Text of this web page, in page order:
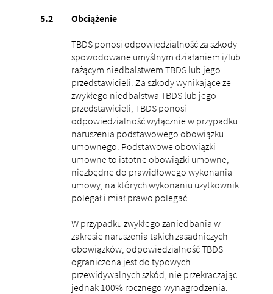
Obciążenie
TBDS ponosi odpowiedzialność za szkody
spowodowane umyślnym działaniem i/lub
rażącym niedbalstwem TBDS lub jego
przedstawicieli. Za szkody wynikające ze
zwykłego niedbalstwa TBDS lub jego
przedstawicieli, TBDS ponosi
odpowiedzialność wyłącznie w przypadku
naruszenia podstawowego obowiązku
umownego. Podstawowe obowiązki
umowne to istotne obowiązki umowne,
niezbędne do prawidłowego wykonania
umowy, na których wykonaniu użytkownik
polegał i miał prawo polegać.
W przypadku zwykłego zaniedbania w
zakresie naruszenia takich zasadniczych
obowiązków, odpowiedzialność TBDS
ograniczona jest do typowych
przewidywalnych szkód, nie przekraczając
jednak 100% rocznego wynagrodzenia.